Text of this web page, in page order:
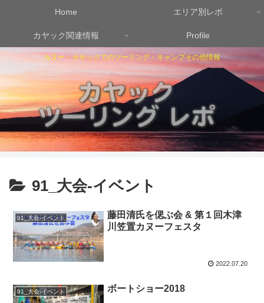
カヌー・カヤックでのツーリング・キャンプその他情報
Home エリア別レポ
カヤック関連情報 Profile
91_大会-イベント
91_大会-イベント
藤田清氏を偲ぶ会 & 第１回木津
川笠置カヌーフェスタ
2022.07.20
91_大会-イベント ボートショー2018